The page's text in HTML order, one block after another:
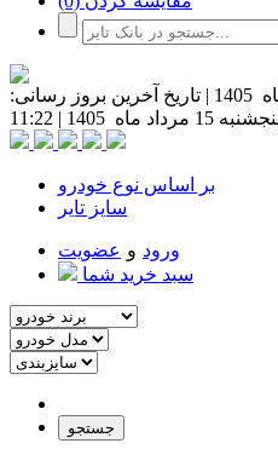
| تاریخ آخرین بروز رسانی:
15 مرداد ماه 1405
|
11:22
بر اساس نوع خودرو
سایز تایر
ورود و عضویت
سبد خرید شما
جستجو